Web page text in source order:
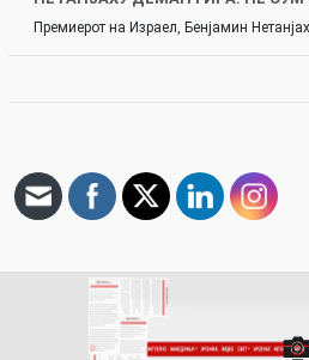
Премиерот на Израел, Бенјамин